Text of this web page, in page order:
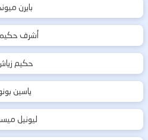
بايرن
أشرف
حكيم
ياسين
ليونيل